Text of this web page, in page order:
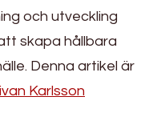
och utveckling
skapa hållbara
Denna artikel är
Karlsson